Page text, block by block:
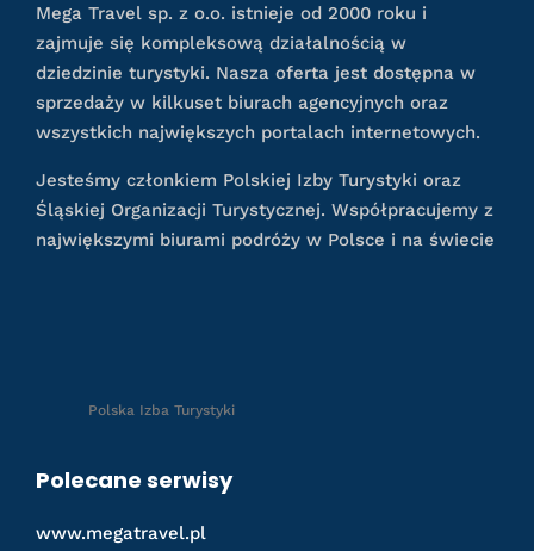
Mega Travel sp. z o.o. istnieje od 2000 roku i
zajmuje się kompleksową działalnością w
dziedzinie turystyki. Nasza oferta jest dostępna w
sprzedaży w kilkuset biurach agencyjnych oraz
wszystkich największych portalach internetowych.
Jesteśmy członkiem Polskiej Izby Turystyki oraz
Śląskiej Organizacji Turystycznej. Współpracujemy z
największymi biurami podróży w Polsce i na świecie
Polska Izba Turystyki
Polecane serwisy
www.megatravel.pl